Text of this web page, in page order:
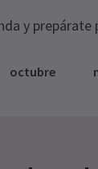
y
octubre